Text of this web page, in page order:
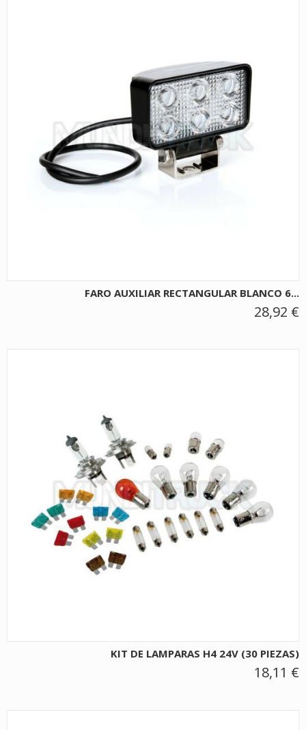
FARO AUXILIAR RECTANGULAR BLANCO 6...
28,92 €
KIT DE LAMPARAS H4 24V (30 PIEZAS)
18,11 €